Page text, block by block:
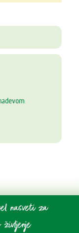
nasveti za
življenje